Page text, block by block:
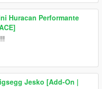
Huracan Performante
Jesko [Add-On |